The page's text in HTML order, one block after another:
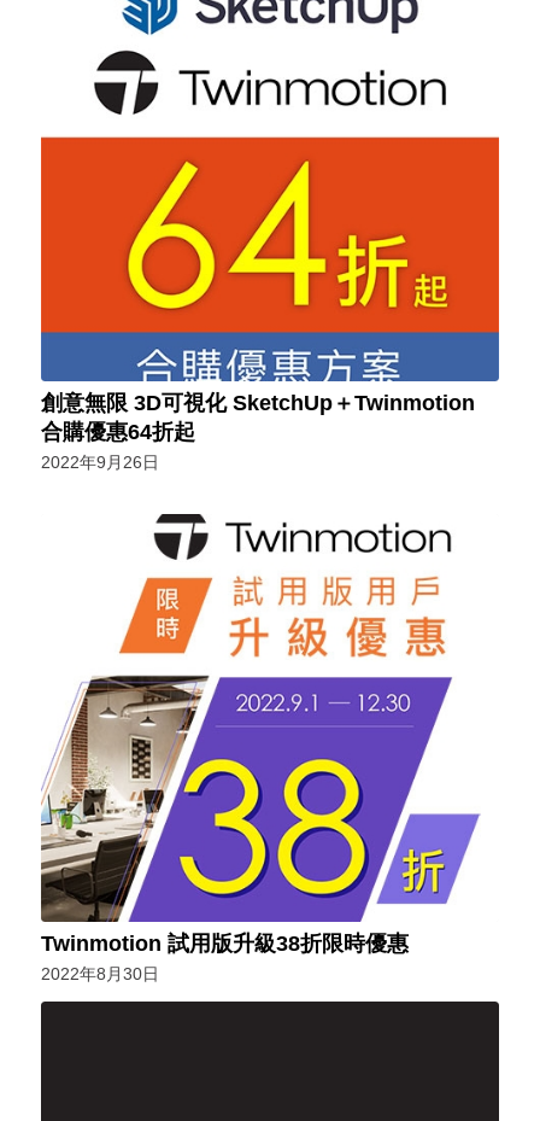
創意無限 3D可視化 SketchUp＋Twinmotion
合購優惠64折起
2022年9月26日
Twinmotion 試用版升級38折限時優惠
2022年8月30日